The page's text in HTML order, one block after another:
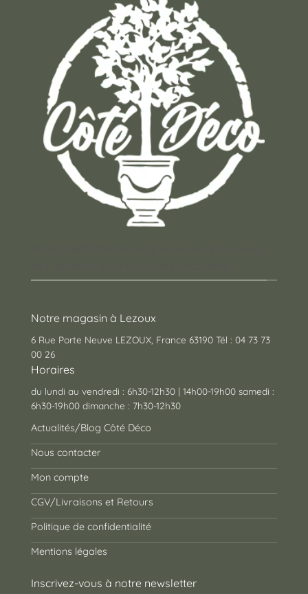
Notre magasin à Lezoux
6 Rue Porte Neuve LEZOUX, France 63190 Tél : 04 73 73
00 26
Horaires
du lundi au vendredi : 6h30-12h30 | 14h00-19h00 samedi :
6h30-19h00 dimanche : 7h30-12h30
Actualités/Blog Côté Déco
Nous contacter
Mon compte
CGV/Livraisons et Retours
Politique de confidentialité
Mentions légales
Inscrivez-vous à notre newsletter